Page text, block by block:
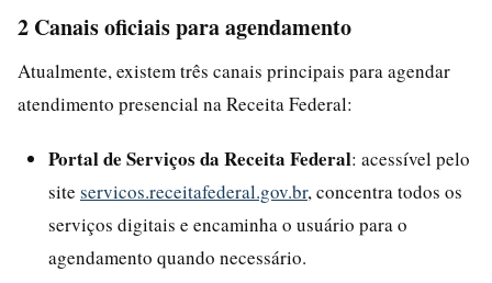
2 Canais oficiais para agendamento
Atualmente, existem três canais principais para agendar
atendimento presencial na Receita Federal:
Portal de Serviços da Receita Federal: acessível pelo
site servicos.receitafederal.gov.br, concentra todos os
serviços digitais e encaminha o usuário para o
agendamento quando necessário.